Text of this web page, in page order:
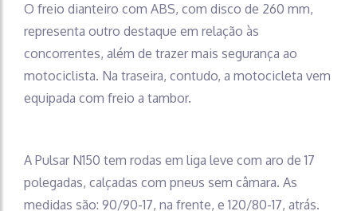
O freio dianteiro com ABS, com disco de 260 mm,
representa outro destaque em relação às
concorrentes, além de trazer mais segurança ao
motociclista. Na traseira, contudo, a motocicleta vem
equipada com freio a tambor.
A Pulsar N150 tem rodas em liga leve com aro de 17
polegadas, calçadas com pneus sem câmara. As
medidas são: 90/90-17, na frente, e 120/80-17, atrás.